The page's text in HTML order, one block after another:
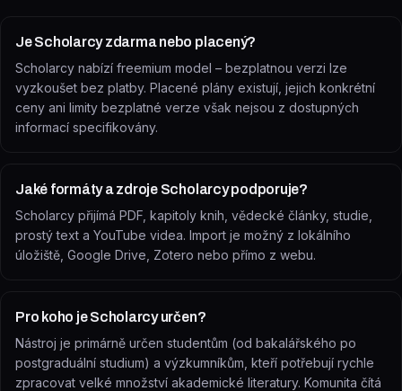
Je Scholarcy zdarma nebo placený?
Scholarcy nabízí freemium model – bezplatnou verzi lze
vyzkoušet bez platby. Placené plány existují, jejich konkrétní
ceny ani limity bezplatné verze však nejsou z dostupných
informací specifikovány.
Jaké formáty a zdroje Scholarcy podporuje?
Scholarcy přijímá PDF, kapitoly knih, vědecké články, studie,
prostý text a YouTube videa. Import je možný z lokálního
úložiště, Google Drive, Zotero nebo přímo z webu.
Pro koho je Scholarcy určen?
Nástroj je primárně určen studentům (od bakalářského po
postgraduální studium) a výzkumníkům, kteří potřebují rychle
zpracovat velké množství akademické literatury. Komunita čítá